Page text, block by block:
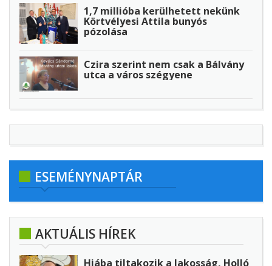
1,7 millióba kerülhetett nekünk
Körtvélyesi Attila bunyós
pózolása
Czira szerint nem csak a Bálvány
utca a város szégyene
ESEMÉNYNAPTÁR
AKTUÁLIS HÍREK
Hiába tiltakozik a lakosság, Holló